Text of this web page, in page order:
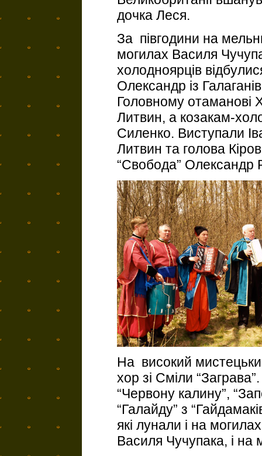
дочка Леся.
За півгодини на
могилах Василя
холодноярців
Олександр із
Головному отаманові
Литвин, а козакам-
Силенко. Виступали
Литвин та голова
“Свобода” Олександр
На високий
хор зі Сміли
“Червону калину”,
“Галайду” з
які лунали і на
Василя Чучупака, і на